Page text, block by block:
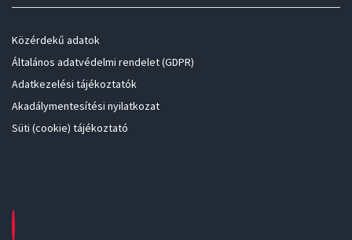
Közérdekű adatok
Általános adatvédelmi rendelet (GDPR)
Adatkezelési tájékoztatók
Akadálymentesítési nyilatkozat
Süti (cookie) tájékoztató